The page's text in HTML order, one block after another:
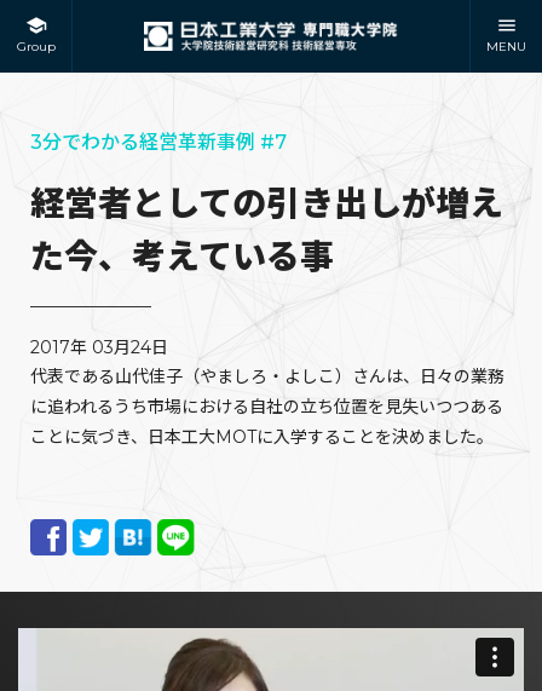
Group MENU
3分でわかる経営革新事例 #7
経営者としての引き出しが増え
た今、考えている事
2017年 03月24日
代表である山代佳子（やましろ・よしこ）さんは、日々の業務
に追われるうち市場における自社の立ち位置を見失いつつある
ことに気づき、日本工大MOTに入学することを決めました。